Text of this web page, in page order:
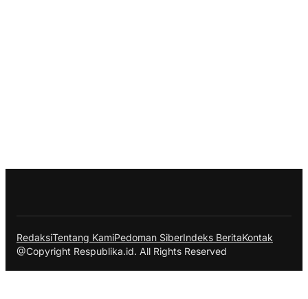
RedaksiTentang KamiPedoman SiberIndeks BeritaKontak
@Copyright Respublika.id. All Rights Reserved